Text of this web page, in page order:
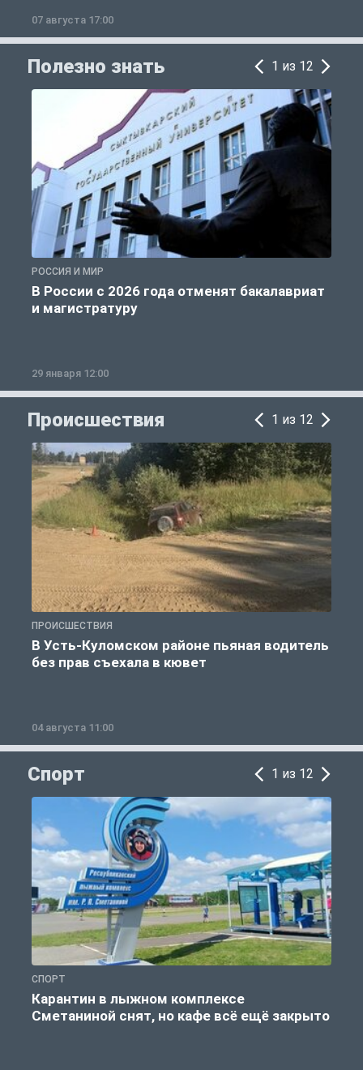
07 августа 17:00
Полезно знать 1 из 12
РОССИЯ И МИР
В России с 2026 года отменят бакалавриат
и магистратуру
29 января 12:00
Происшествия 1 из 12
ПРОИСШЕСТВИЯ
В Усть-Куломском районе пьяная водитель
без прав съехала в кювет
04 августа 11:00
Спорт 1 из 12
СПОРТ
Карантин в лыжном комплексе
Сметаниной снят, но кафе всё ещё закрыто